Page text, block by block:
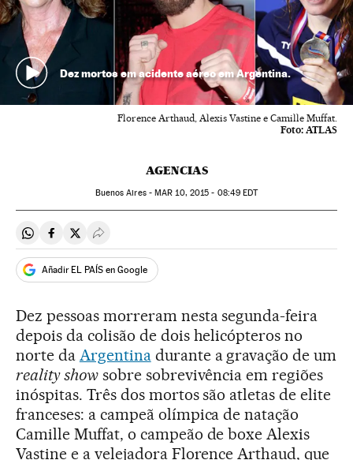
Dez mortos em acidente aéreo em Argentina.
Florence Arthaud, Alexis Vastine e Camille Muffat.
Foto: ATLAS
AGENCIAS
Buenos Aires -MAR 10, 2015 - 08:49 EDT
Compartir en Whatsapp
Compartir en Facebook
Compartir en Twitter
Desplegar Redes Sociales
Añadir EL PAÍS en Google
Dez pessoas morreram nesta segunda-feira
depois da colisão de dois helicópteros no
norte da Argentinadurante a gravação de um
reality showsobre sobrevivência em regiões
inóspitas. Três dos mortos são atletas de elite
franceses: a campeã olímpica de natação
Camille Muffat, o campeão de boxe Alexis
Vastine e a velejadora Florence Arthaud, que